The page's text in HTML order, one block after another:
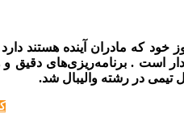
که مادران آینده هستند
است .برنامه­‌ریزی­‌های دقیق
تیمی در رشته والیبال شد.